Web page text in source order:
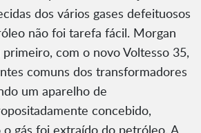
dos vários gases defeituosos
não foi tarefa fácil. Morgan
com o novo Voltesso 35,
comuns dos transformadores
um aparelho de
concebido,
gás foi extraído do petróleo. A